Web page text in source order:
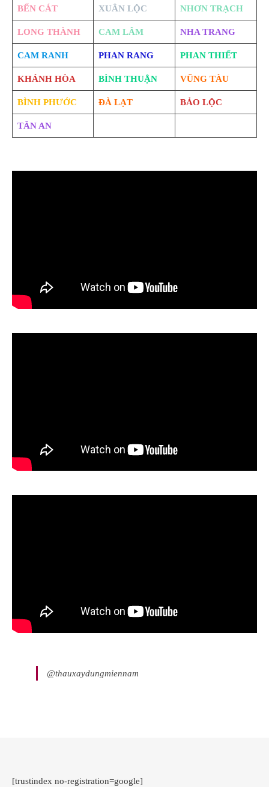
BẾN CÁT XUÂN LỘC NHƠN TRẠCH
LONG THÀNH CAM LÂM NHA TRANG
CAM RANH PHAN RANG PHAN THIẾT
KHÁNH HÒA BÌNH THUẬN VŨNG TÀU
BÌNH PHƯỚC ĐÀ LẠT BẢO LỘC
TÂN AN
@thauxaydungmiennam
[trustindex no-registration=google]